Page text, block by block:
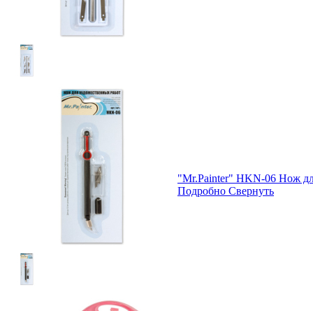
"Mr.Painter" HKN-06 Нож
Подробно Свернуть